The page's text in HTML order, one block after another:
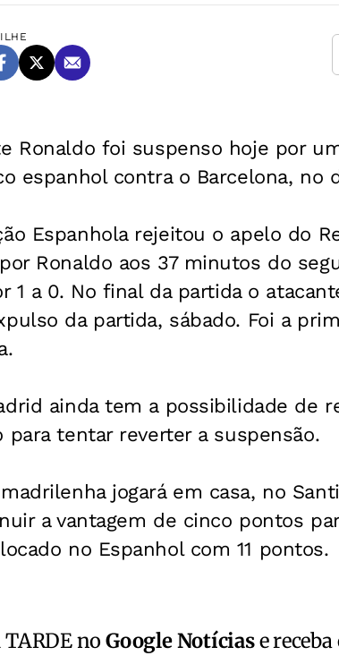
Ronaldo foi suspenso hoje por
espanhol contra o Barcelona, no
Espanhola rejeitou o apelo do
Ronaldo aos 37 minutos do
1 a 0. No final da partida o
da partida, sábado. Foi a
ainda tem a possibilidade de
para tentar reverter a suspensão.
jogará em casa, no
a vantagem de cinco pontos
no Espanhol com 11 pontos.
TARDE noGoogle Notíciase